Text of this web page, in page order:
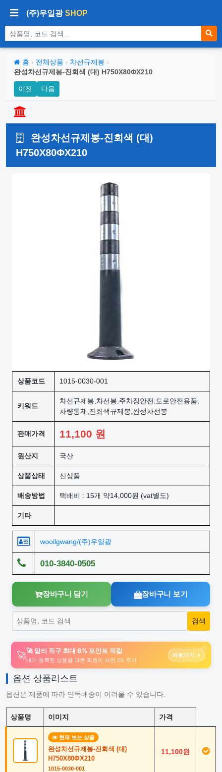
(주)우일광SHOP
상품 검색
홈 › 전체상품 › 차선규제봉 ›
완성차선규제봉-진회색 (대) H750X80ΦX210
이전 다음
완성차선규제봉-진회색 (대)
H750X80ΦX210
상품코드 1015-0030-001
키워드
차선규제봉,차선봉,주차장안전,도로안전용품,
차량통제,진회색규제봉,완성차선봉
판매가격 11,100 원
원산지 국산
상품상태 신상품
배송방법 택배비 : 15개 약14,000원 (vat별도)
기타
wooilgwang/(주)우일광
010-3840-0505
장바구니 담기 장바구니 보기
AD
🚀🚀 알리 직구 최대 6% 포인트 적립
내가 등록한 상품을 다른 회원이 사면 2% 추가
바로가기 →
옵션 상품리스트
옵션은 제품에 따라 단독배송이 어려울 수 있습니다.
상품명 이미지 가격
현재 보는 상품
완성차선규제봉-진회색 (대)
H750X80ΦX210
1015-0030-001
11,100원